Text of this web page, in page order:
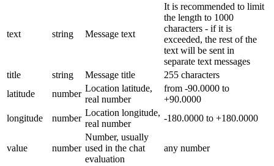
text string Message text
It is recommended to limit
the length to 1000
characters - if it is
exceeded, the rest of the
text will be sent in
separate text messages
title
string Message title
255 characters
latitude
number
Location latitude,
real number
from -90.0000 to
+90.0000
longitude
number
Location longitude,
real number
-180.0000 to +180.0000
value number
Number, usually
used in the chat
evaluation
any number